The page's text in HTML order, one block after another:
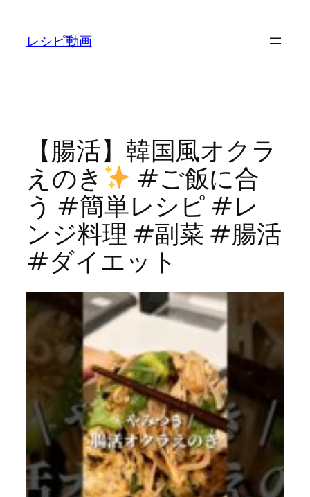
レシピ動画
【腸活】韓国風オクラ
えのき
#ご飯に合
う #簡単レシピ #レ
ンジ料理 #副菜 #腸活
#ダイエット